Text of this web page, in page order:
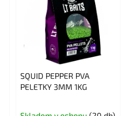
SQUID PEPPER PVA
PELETKY 3MM 1KG